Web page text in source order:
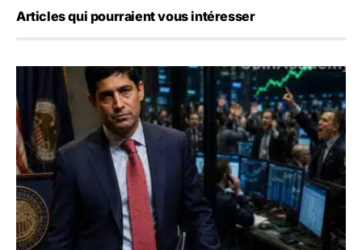
Articles qui pourraient vous intéresser
Emploi américain : 23 000 postes détruits en juillet, les